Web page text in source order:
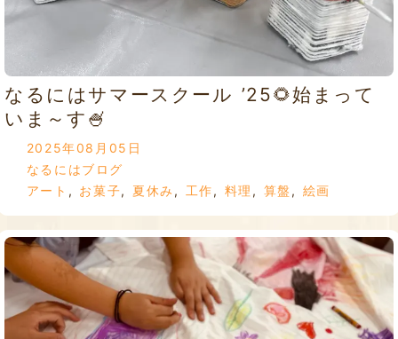
なるにはサマースクール ’25🌻始まって
いま～す🍧
2025年08月05日
なるにはブログ
アート , お菓子, 夏休み , 工作, 料理 , 算盤 , 絵画